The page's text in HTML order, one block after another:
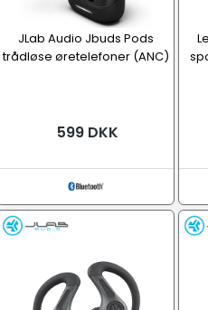
JLab Audio Jbuds Pods
trådløse øretelefoner (ANC)
599 DKK